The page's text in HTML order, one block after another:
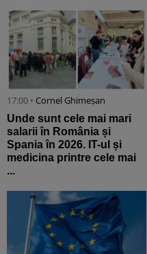
17:00 • Cornel Ghimeșan
Unde sunt cele mai mari
salarii în România și
Spania în 2026. IT-ul și
medicina printre cele mai
...